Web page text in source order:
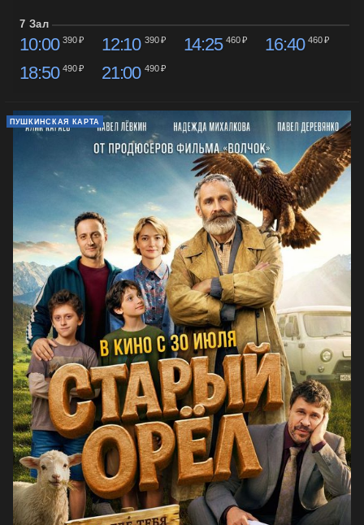
7 Зал
10:00 390 ₽ 12:10 390 ₽ 14:25 460 ₽ 16:40 460 ₽
18:50 490 ₽ 21:00 490 ₽
ПУШКИНСКАЯ КАРТА